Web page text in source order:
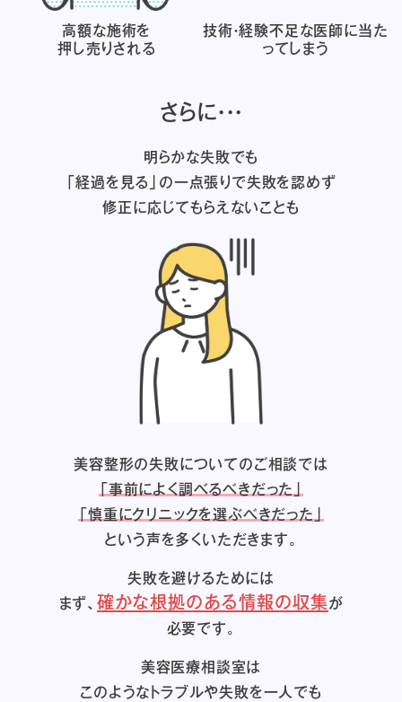
高額な施術を
押し売りされる
技術・経験不足な医師に当た
ってしまう
さらに・・・
明らかな失敗でも
「経過を見る」の一点張りで失敗を認めず
修正に応じてもらえないことも
美容整形の失敗についてのご相談では
「事前によく調べるべきだった」
「慎重にクリニックを選ぶべきだった」
という声を多くいただきます。
失敗を避けるためには
まず、確かな根拠のある情報の収集が
必要です。
美容医療相談室は
このようなトラブルや失敗を一人でも